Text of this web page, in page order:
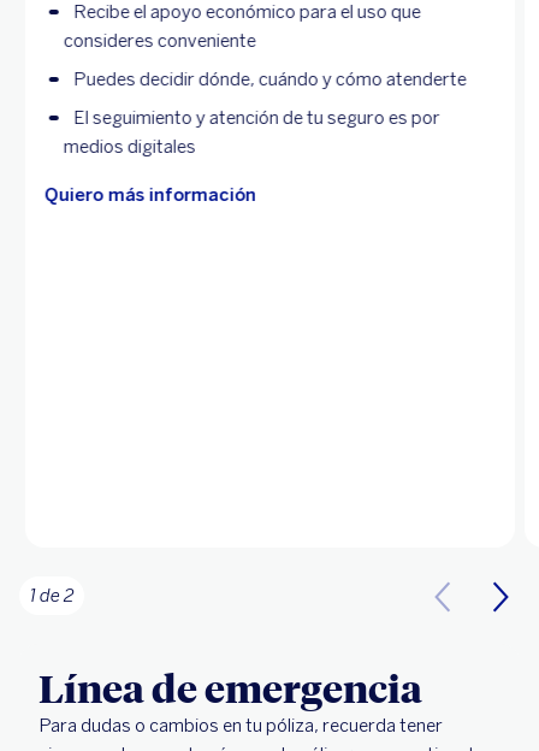
Recibe el apoyo económico para el uso que
consideres conveniente
Puedes decidir dónde, cuándo y cómo atenderte
El seguimiento y atención de tu seguro es por
medios digitales
Quiero más información
1 de 2
Línea de emergencia
Para dudas o cambios en tu póliza, recuerda tener